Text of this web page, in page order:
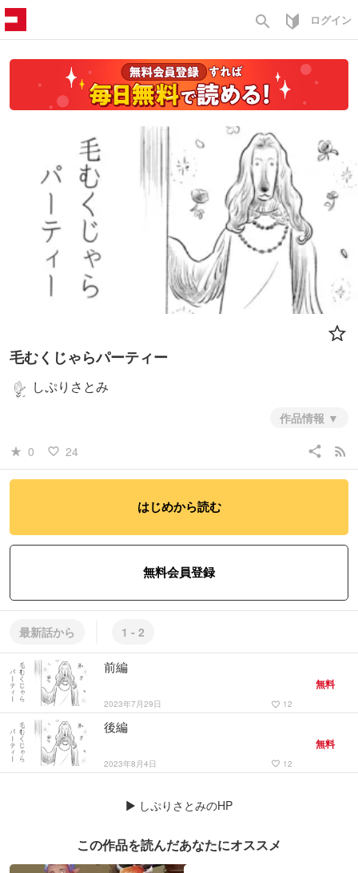
search ログイン
毛むくじゃらパーティー
しぷりさとみ
が、まだまだ「ヘンテコさ」が足りなかったな、と思います。
作品情報
star_rate 0 favorite_border 24 share rss_feed
はじめから読む
無料会員登録
最新話から 1 - 2
前編
2023年7月29日 favorite_border 12
無料
後編
2023年8月4日 favorite_border 12
無料
▶ しぷりさとみのHP
この作品を読んだあなたにオススメ